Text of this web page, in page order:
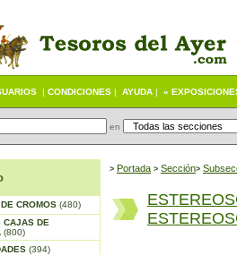
| CONDICIONES | AYUDA | «
en
CROMOS (480)
CAJAS DE
(800)
(394)
> Portada > Sección>